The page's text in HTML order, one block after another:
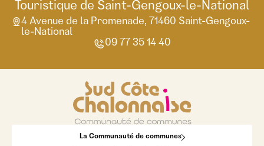
Touristique de Saint-Gengoux-le-National
4 Avenue de la Promenade, 71460 Saint-Gengoux-
le-National
09 77 35 14 40
La Communauté de communes